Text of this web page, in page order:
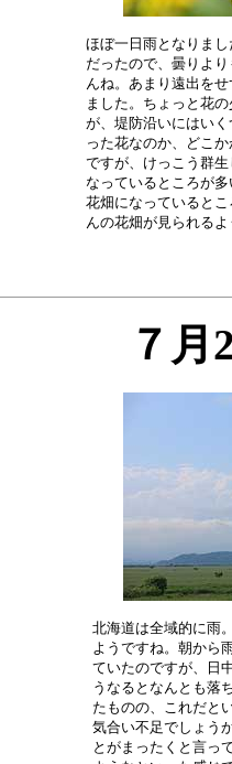
ほぼ一日雨となりま
だったので、曇りよ
んね。あまり遠出を
ました。ちょっと花
が、堤防沿いにはい
った花なのか、どこ
ですが、けっこう群
なっているところが
花畑になっていると
７月
北海道は全域的に雨
ようですね。朝から
ていたのですが、日
うなるとなんとも落
たものの、これだと
気合い不足でしょう
とがまったくと言っ